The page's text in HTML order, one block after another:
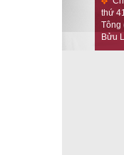
Tông
Bửu